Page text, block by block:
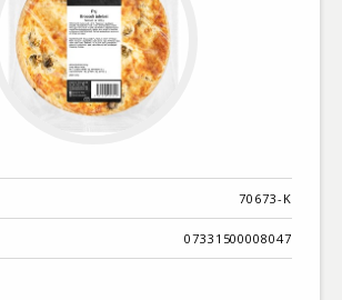
70673-K
07331500008047